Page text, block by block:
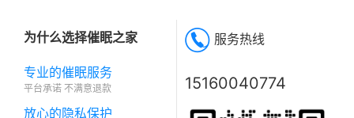
为什么选择催眠之家
专业的催眠服务
平台承诺 不满意退款
放心的隐私保护
服务热线
15160040774